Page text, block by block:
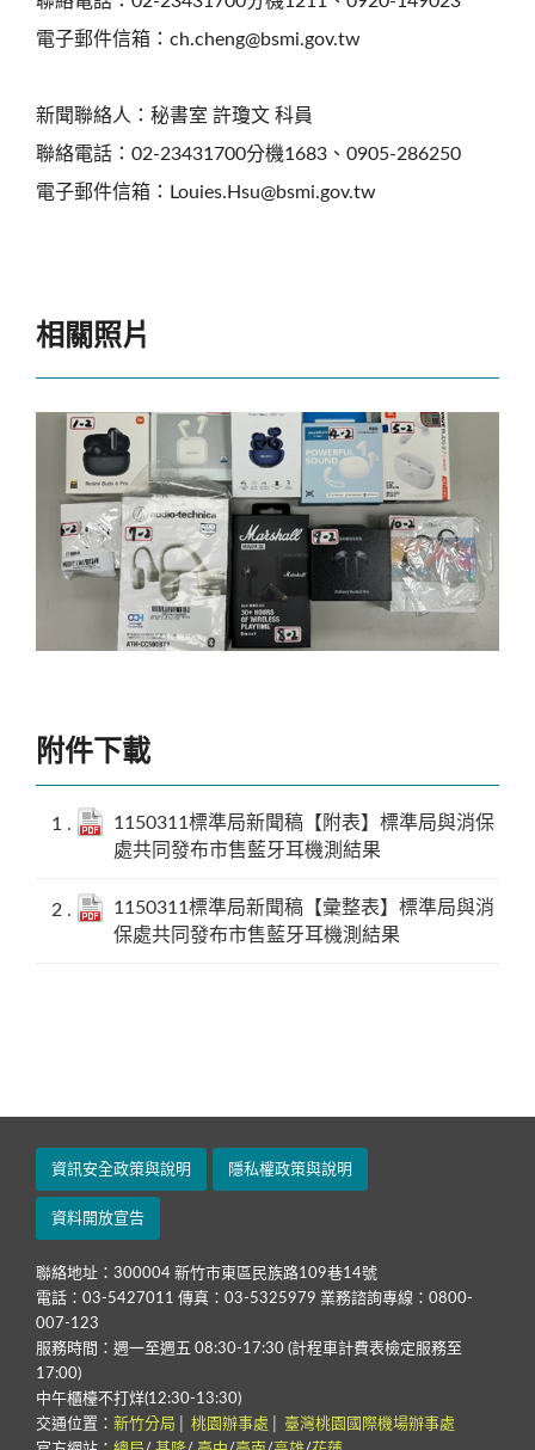
電子郵件信箱：ch.cheng@bsmi.gov.tw
新聞聯絡人：秘書室 許瓊文 科員
聯絡電話：02-23431700分機1683、0905-286250
電子郵件信箱：Louies.Hsu@bsmi.gov.tw
相關照片
處共同發布市售藍牙耳機測結果
附件下載
1150311標準局新聞稿【附表】標準局與消保
處共同發布市售藍牙耳機測結果
1150311標準局新聞稿【彙整表】標準局與消
保處共同發布市售藍牙耳機測結果
資訊安全政策與說明 隱私權政策與說明
資料開放宣告
聯絡地址：300004 新竹市東區民族路109巷14號
電話：03-5427011 傳真：03-5325979 業務諮詢專線：0800-
007-123
服務時間：週一至週五 08:30-17:30 (計程車計費表檢定服務至
17:00)
中午櫃檯不打烊(12:30-13:30)
交通位置： 新竹分局 桃園辦事處
臺灣桃園國際機場辦事處